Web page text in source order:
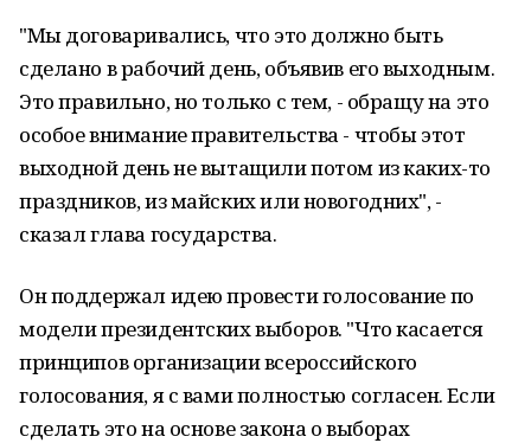
"Мы договаривались, что это должно быть
сделано в рабочий день, объявив его выходным.
Это правильно, но только с тем, - обращу на это
особое внимание правительства - чтобы этот
выходной день не вытащили потом из каких-то
праздников, из майских или новогодних", -
сказал глава государства.
Он поддержал идею провести голосование по
модели президентских выборов. "Что касается
принципов организации всероссийского
голосования, я с вами полностью согласен. Если
сделать это на основе закона о выборах